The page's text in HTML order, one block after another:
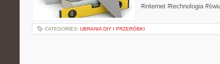
#internet #technologia
CATEGORIES: UBRANIA DIY I PRZERÓBKI